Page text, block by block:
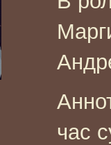
час